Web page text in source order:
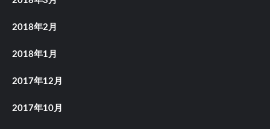
2018年2月
2018年1月
2017年12月
2017年10月